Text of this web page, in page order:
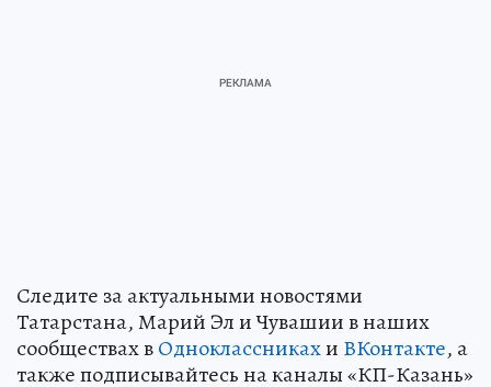
Следите за актуальными новостями
Татарстана, Марий Эл и Чувашии в наших
сообществах вОдноклассникахи ВКонтакте, а
также подписывайтесь на каналы «КП-Казань»